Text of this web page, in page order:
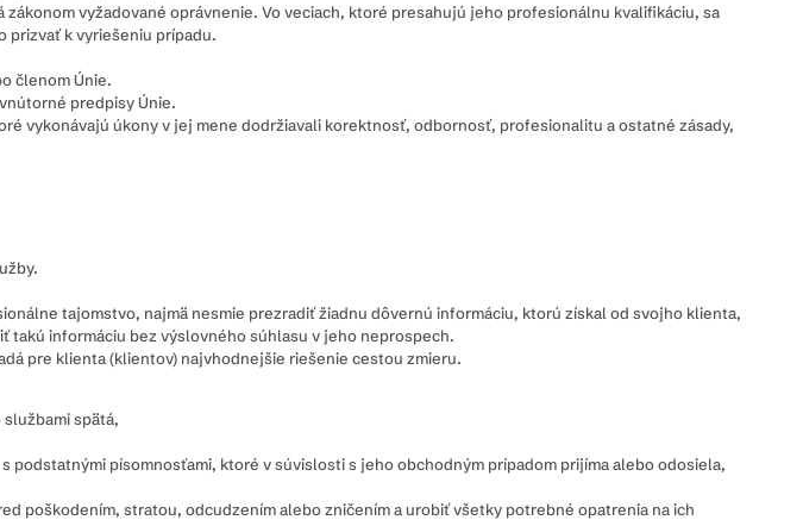
vyžadované oprávnenie. Vo veciach, ktoré presahujú jeho profesionálnu kvalifikáciu, sa
prizvať k vyriešeniu prípadu.
členom Únie.
predpisy Únie.
vykonávajú úkony v jej mene dodržiavali korektnosť, odbornosť, profesionalitu a ostatné zásady,
tajomstvo, najmä nesmie prezradiť žiadnu dôvernú informáciu, ktorú získal od svojho klienta,
takú informáciu bez výslovného súhlasu v jeho neprospech.
pre klienta (klientov) najvhodnejšie riešenie cestou zmieru.
spätá,
písomnosťami, ktoré v súvislosti s jeho obchodným prípadom prijíma alebo odosiela,
poškodením, stratou, odcudzením alebo zničením a urobiť všetky potrebné opatrenia na ich